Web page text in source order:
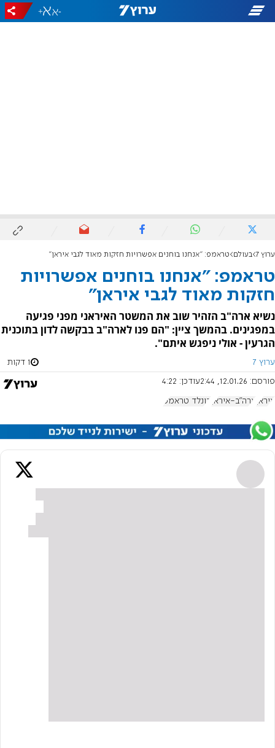
-
+
ערוץ 7 בעולם טראמפ: "אנחנו בוחנים אפשרויות חזקות מאוד לגבי איראן"
טראמפ: "אנחנו בוחנים אפשרויות
חזקות מאוד לגבי איראן"
נשיא ארה"ב הזהיר שוב את המשטר האיראני מפני פגיעה
במפגינים. בהמשך ציין: "הם פנו לארה"ב בבקשה לדון בתוכנית
הגרעין - אולי ניפגש איתם".
ערוץ 7 1 דקות
פורסם: 12.01.26, 2:44 עודכן: 4:22
איראן ארה"ב-איראן דונלד טראמפ